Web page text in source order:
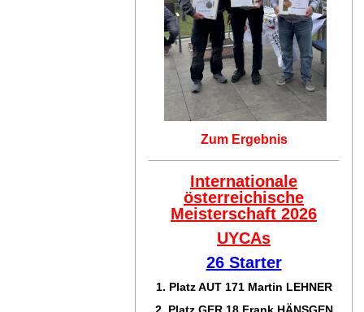
Zum Ergebnis
Internationale
österreichische
Meisterschaft 2026
UYCAs
26 Starter
1. Platz AUT 171 Martin LEHNER
2. Platz GER 18 Frank HÄNSGEN